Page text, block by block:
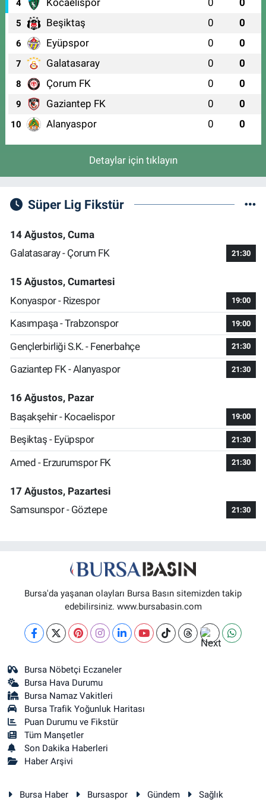
4
5 Beşiktaş 0 0
6 Eyüpspor 0 0
7 Galatasaray 0 0
8 Çorum FK 0 0
9 Gaziantep FK 0 0
10 Alanyaspor 0 0
Detaylar için tıklayın
Süper Lig Fikstür
14 Ağustos, Cuma
Galatasaray - Çorum FK
21:30
15 Ağustos, Cumartesi
Konyaspor - Rizespor
19:00
Kasımpaşa - Trabzonspor 19:00
Gençlerbirliği S.K. - Fenerbahçe 21:30
Gaziantep FK - Alanyaspor 21:30
16 Ağustos, Pazar
Başakşehir - Kocaelispor
19:00
Beşiktaş - Eyüpspor 21:30
Amed - Erzurumspor FK 21:30
17 Ağustos, Pazartesi
Samsunspor - Göztepe
21:30
Bursa'da yaşanan olayları Bursa Basın sitemizden takip
edebilirsiniz. www.bursabasin.com
Bursa Nöbetçi Eczaneler
Bursa Hava Durumu
Bursa Namaz Vakitleri
Bursa Trafik Yoğunluk Haritası
Puan Durumu ve Fikstür
Tüm Manşetler
Son Dakika Haberleri
Haber Arşivi
Bursa Haber Bursaspor Gündem Sağlık